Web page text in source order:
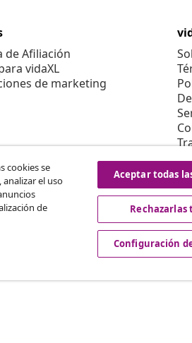
de Afiliación
vidaXL
de marketing
cookies se
el uso
de
Aceptar todas
Rechazarlas
Configuración